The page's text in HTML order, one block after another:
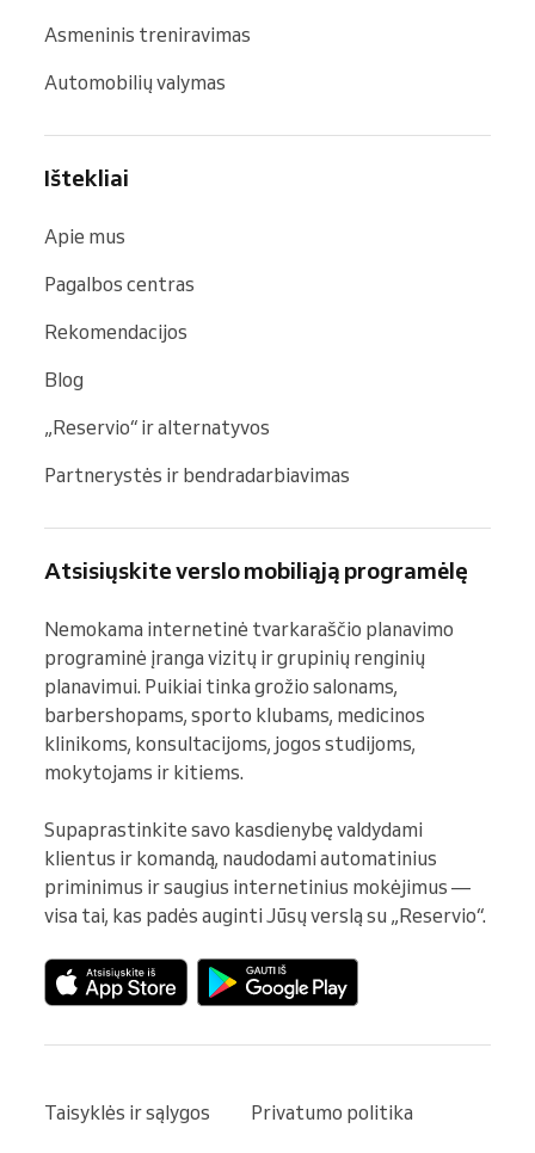
Asmeninis treniravimas
Automobilių valymas
Ištekliai
Apie mus
Pagalbos centras
Rekomendacijos
Blog
„Reservio“ ir alternatyvos
Partnerystės ir bendradarbiavimas
Atsisiųskite verslo mobiliąją programėlę
Nemokama internetinė tvarkaraščio planavimo
programinė įranga vizitų ir grupinių renginių
planavimui. Puikiai tinka grožio salonams,
barbershopams, sporto klubams, medicinos
klinikoms, konsultacijoms, jogos studijoms,
mokytojams ir kitiems.
Supaprastinkite savo kasdienybę valdydami
klientus ir komandą, naudodami automatinius
priminimus ir saugius internetinius mokėjimus —
visa tai, kas padės auginti Jūsų verslą su „Reservio“.
Taisyklės ir sąlygos
Privatumo politika